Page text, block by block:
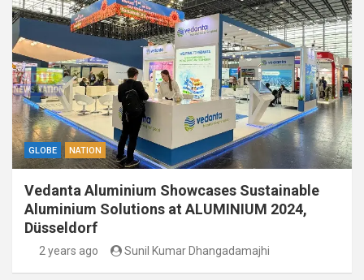
GLOBE NATION
Vedanta Aluminium Showcases Sustainable
Aluminium Solutions at ALUMINIUM 2024,
Düsseldorf
2 years ago Sunil Kumar Dhangadamajhi